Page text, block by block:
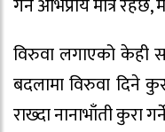
गर्ने अभिप्राय मात्रै
विरुवा लगाएको केही
बदलामा विरुवा दिने
राख्दा नानाभाँती कुरा